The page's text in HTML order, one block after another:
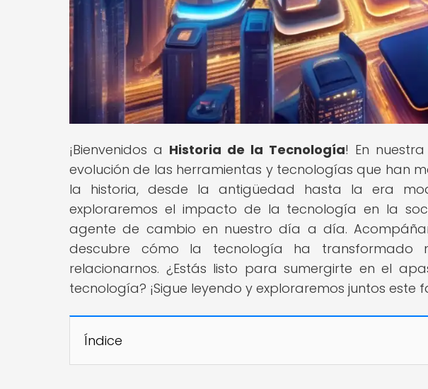
¡Bienvenidos a Historia de la Tecnología! En
evolución de las herramientas y tecnologías que han
la historia, desde la antigüedad hasta la era
exploraremos el impacto de la tecnología en la
agente de cambio en nuestro día a día.
descubre cómo la tecnología ha
relacionarnos. ¿Estás listo para sumergirte en el
tecnología? ¡Sigue leyendo y exploraremos juntos este
Índice